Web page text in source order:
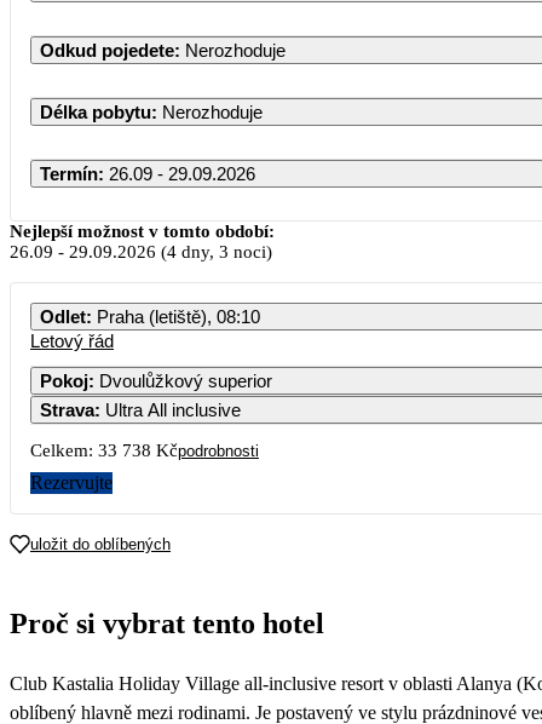
Odkud pojedete: Nerozhoduje
Délka pobytu: Nerozhoduje
Termín: 26.09 - 29.09.2026
Září 2026
PO ÚT ST ČT PÁ
28 190 25 990 26
7
15 399 13 309
Nejlepší možnost v tomto období:
26.09 - 29.09.2026 (4 dny, 3 noci)
Odlet: Praha (letiště), 08:10
Letový řád
Pokoj: Dvoulůžkový superior
Strava: Ultra All inclusive
Celkem: 33 738 Kčpodrobnosti
Rezervujte
uložit do oblíbených
Proč si vybrat tento hotel
Club Kastalia Holiday Village all-inclusive resort v oblasti Alanya
oblíbený hlavně mezi rodinami. Je postavený ve stylu prázdninové